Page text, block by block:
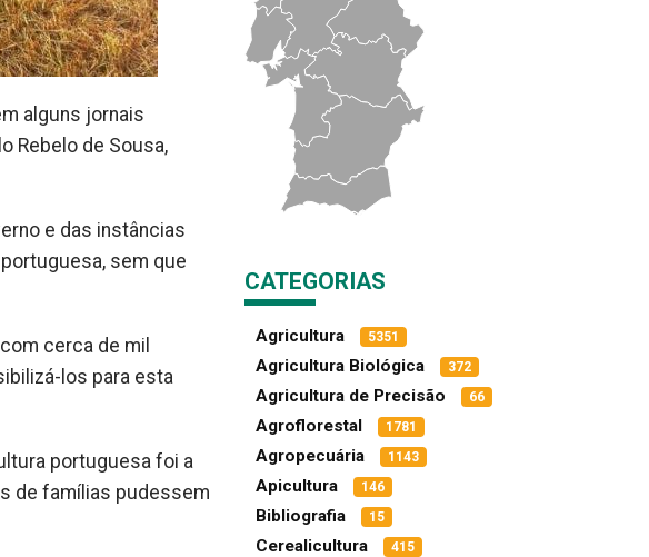
alguns jornais
Rebelo de Sousa,
e das instâncias
sem que
cerca de mil
los para esta
portuguesa foi a
de famílias pudessem
CATEGORIAS
Agricultura 5351
Agricultura Biológica 372
Agricultura de Precisão 66
Agroflorestal 1781
Agropecuária 1143
Apicultura 146
Bibliografia 15
Cerealicultura 415